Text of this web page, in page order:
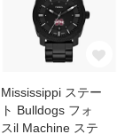
Mississippi ステー
ト Bulldogs フォ
スil Machine ステ